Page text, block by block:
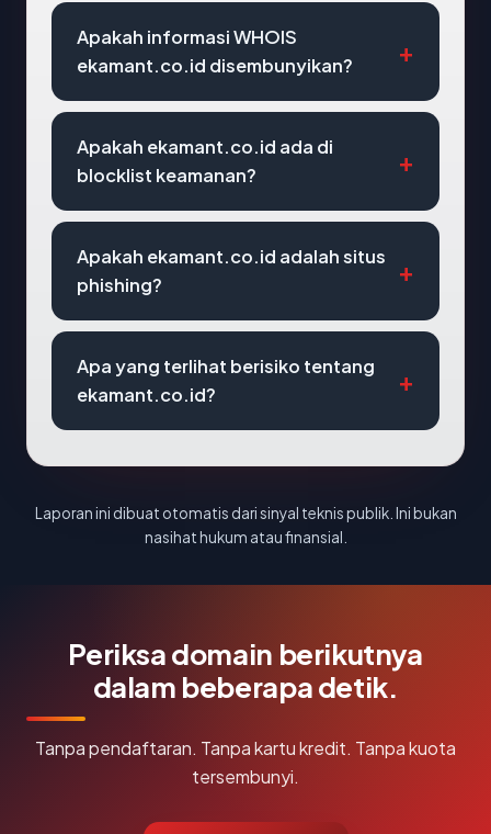
Apakah informasi WHOIS
ekamant.co.id disembunyikan?
Apakah ekamant.co.id ada di
blocklist keamanan?
Apakah ekamant.co.id adalah situs
phishing?
Apa yang terlihat berisiko tentang
ekamant.co.id?
Laporan ini dibuat otomatis dari sinyal teknis publik. Ini bukan
nasihat hukum atau finansial.
Periksa domain berikutnya
dalam beberapa detik.
Tanpa pendaftaran. Tanpa kartu kredit. Tanpa kuota
tersembunyi.